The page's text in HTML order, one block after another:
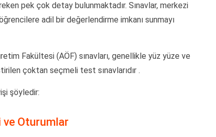
pek çok detay bulunmaktadır. Sınavlar, merkezi
adil bir değerlendirme imkanı sunmayı
Fakültesi (AÖF) sınavları, genellikle yüz yüze ve
çoktan seçmeli test sınavlarıdır .
şöyledir:
ve Oturumlar